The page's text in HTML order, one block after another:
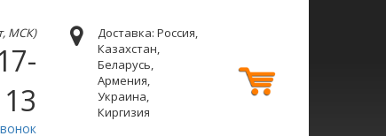
МСК)
13
Доставка: Россия,
Казахстан,
Беларусь,
Армения,
Украина,
Киргизия